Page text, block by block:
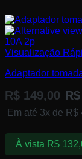
Visualização
Adaptador
R$149,00 R$
Em até 3x de R$
À vista R$